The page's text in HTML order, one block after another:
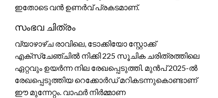
ഇതോടെ വൻ ഉണർവ് പ്രകടമാണ്.
സംഭവ ചിത്രം
വ്യാഴാഴ്ച രാവിലെ, ടോക്കിയോ സ്റ്റോക്ക്
എക്സ്ചേഞ്ചിൽ നിക്കി 225 സൂചിക ചരിത്രത്തിലെ
ഏറ്റവും ഉയർന്ന നില രേഖപ്പെടുത്തി. മുൻപ് 2025-ൽ
രേഖപ്പെടുത്തിയ റെക്കോർഡ് മറികടന്നുകൊണ്ടാണ്
ഈ മുന്നേറ്റം. വാഫർ നിർമ്മാണ